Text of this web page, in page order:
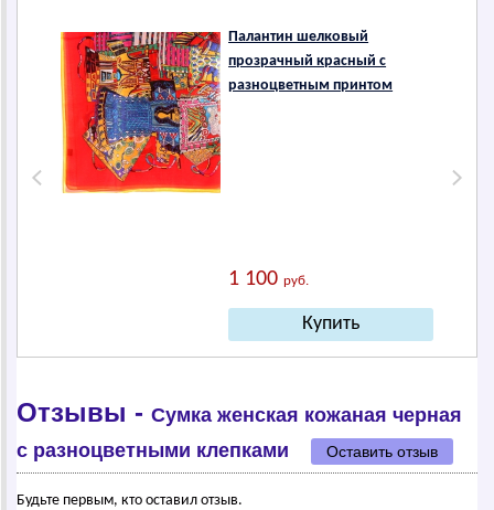
Палантин шелковый
прозрачный красный с
разноцветным принтом
1 100руб.
Отзывы - Сумка женская кожаная черная
с разноцветными клепками
Оставить отзыв
Будьте первым, кто оставил отзыв.